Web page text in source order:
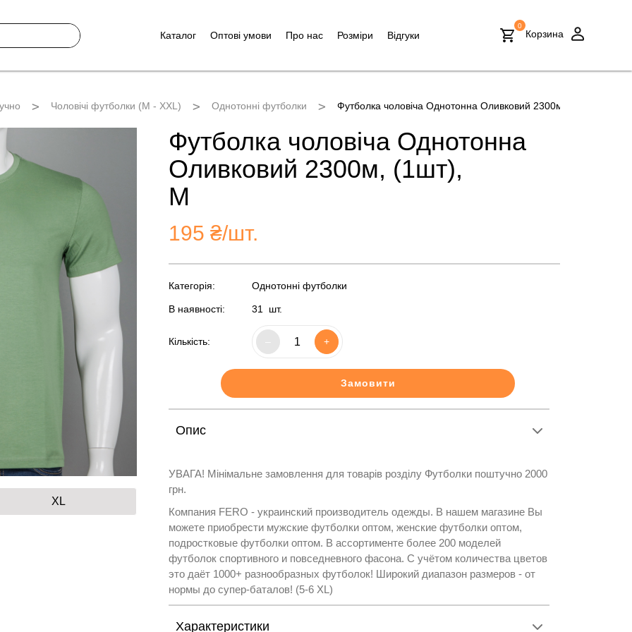
Каталог Оптові умови Про нас Розміри Відгуки
0
Корзина
Чоловічі футболки (M - XXL) Однотонні футболки Футболка чоловіча Однотонна Оливковий 2300м, (1шт)
XL
Футболка чоловіча Однотонна
Оливковий 2300м, (1шт),
M
195 ₴/шт.
Категорія: Однотонні футболки
В наявності: 31 шт.
Кількість: +
Замовити
Опис
УВАГА! Мінімальне замовлення для товарів розділу Футболки поштучно 2000
грн.
Компания FERO - украинский производитель одежды. В нашем магазине Вы
можете приобрести мужские футболки оптом, женские футболки оптом,
подростковые футболки оптом. В ассортименте более 200 моделей
футболок спортивного и повседневного фасона. С учётом количества цветов
это даёт 1000+ разнообразных футболок! Широкий диапазон размеров - от
нормы до супер-баталов! (5-6 XL)
Характеристики